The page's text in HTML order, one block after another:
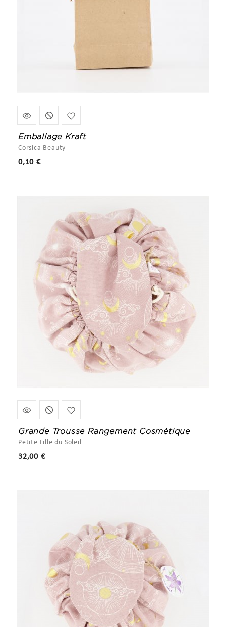
Emballage Kraft
Corsica Beauty
0,10 €
Grande Trousse Rangement Cosmétique
Petite Fille du Soleil
32,00 €